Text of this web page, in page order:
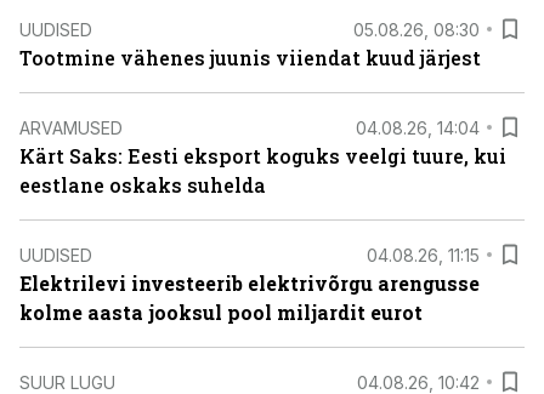
UUDISED 05.08.26, 08:30
Tootmine vähenes juunis viiendat kuud järjest
ARVAMUSED 04.08.26, 14:04
Kärt Saks: Eesti eksport koguks veelgi tuure, kui
eestlane oskaks suhelda
UUDISED 04.08.26, 11:15
Elektrilevi investeerib elektrivõrgu arengusse
kolme aasta jooksul pool miljardit eurot
SUUR LUGU 04.08.26, 10:42